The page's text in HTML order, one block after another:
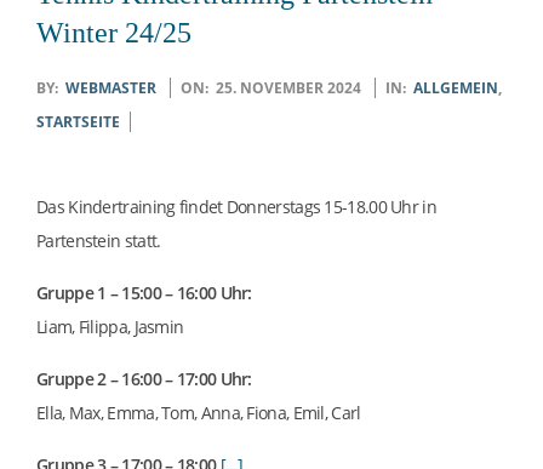
A
U
P
A
R
T
E
Winter 24/25
2024-
11-
BY: WEBMASTER ON: 25. NOVEMBER 2024 IN: ALLGEMEIN,
STARTSEITE
Das Kindertraining findet Donnerstags 15-18.00 Uhr in
Partenstein statt.
Gruppe 1 – 15:00 – 16:00 Uhr:
Liam, Filippa, Jasmin
Gruppe 2 – 16:00 – 17:00 Uhr:
Ella, Max, Emma, Tom, Anna, Fiona, Emil, Carl